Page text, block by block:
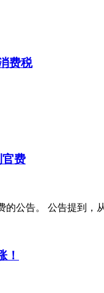
费税
费
公告。 公告提到
！